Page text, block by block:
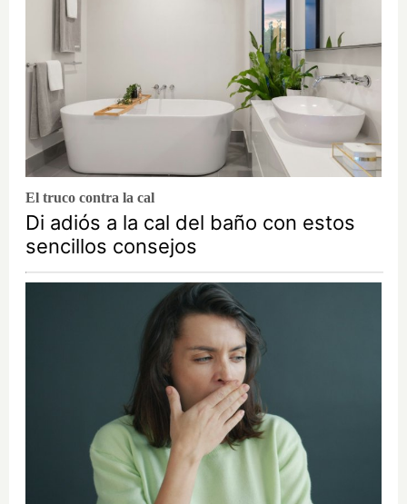
El truco contra la cal
Di adiós a la cal del baño con estos
sencillos consejos